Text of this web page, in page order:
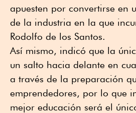
apuesten por convertirse en
de la industria en la que
Rodolfo de los Santos.
Así mismo, indicó que la
un salto hacia delante en
a través de la preparación
emprendedores, por lo que
mejor educación será el